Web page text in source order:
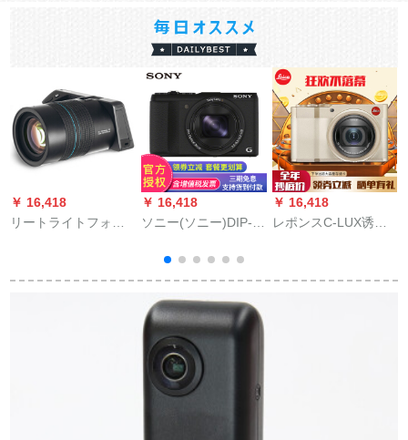
￥ 16,418
リートライトフォロ
り）
￥ 16,418
ソニー(ソニー)DIP-
バーバールWiFi/NFC
机能セト3黒
￥ 16,418
レポンスC-LUX诱致
无线通信受信カド-